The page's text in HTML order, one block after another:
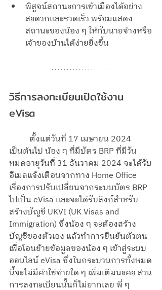
พิสูจน์สถานะการเข้าเมืองได้อย่าง
สะดวกและรวดเร็ว พร้อมแสดง
สถานะของน้อง ๆ ให้กับนายจ้างหรือ
เจ้าของบ้านได้ง่ายยิ่งขึ้น
วิธีการลงทะเบียนเปิดใช้งาน
eVisa
เป็นต้นไป น้อง ๆ ที่มีบัตร BRP ที่มีวัน
หมดอายุวันที่ 31 ธันวาคม 2024 จะได้รับ
อีเมลแจ้งเตือนจากทาง Home Office
เรื่องการปรับเปลี่ยนจากระบบบัตร BRP
ไปเป็น eVisa และจะได้รับลิงก์สำหรับ
สร้างบัญชี UKVI (UK Visas and
Immigration) ซึ่งน้อง ๆ จะต้องสร้าง
บัญชีของตัวเอง แล้วทำการยืนยันตัวตน
เพื่อโอนย้ายข้อมูลของน้อง ๆ เข้าสู่ระบบ
ออนไลน์ eVisa ซึ่งในกระบวนการทั้งหมด
นี้จะไม่มีค่าใช้จ่ายใด ๆ เพิ่มเติมนะคะ ส่วน
การลงทะเบียนนั้นก็ไม่ยากเลย พี่ ๆ